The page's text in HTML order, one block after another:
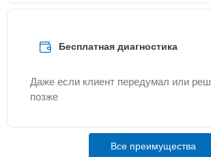
Бесплатная диагностика
Даже если клиент передумал или
позже
Все преимущества